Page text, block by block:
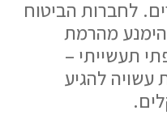
לחברות הביטוח
מהרמת
תעשייתי –
עשויה להגיע